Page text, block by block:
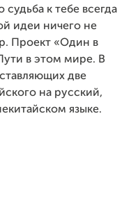
к тебе всегда
идеи ничего не
Проект «Один в
в этом мире. В
две
на русский,
языке.